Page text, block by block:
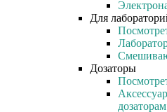
Для
Дозаторы
дозаторам